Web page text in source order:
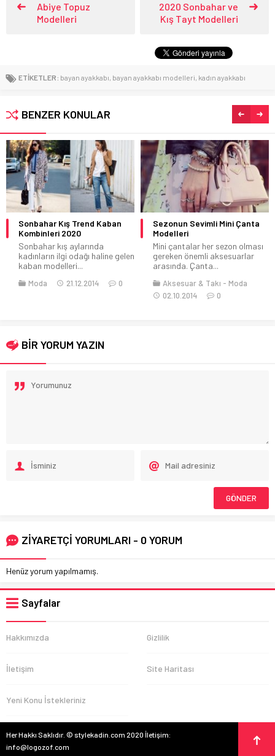
Abiye Topuz
Modelleri
2020 Sonbahar ve
Kış Tayt Modelleri
ETİKETLER: bayan ayakkabı, bayan ayakkabı modelleri, kadın ayakkabı
BENZER KONULAR
Sonbahar Kış Trend Kaban
Kombinleri 2020
Sonbahar kış aylarında
kadınların ilgi odağı haline gelen
kaban modelleri...
Moda 21.12.2014 0
Sezonun Sevimli Mini Çanta
Modelleri
Mini çantalar her sezon olması
gereken önemli aksesuarlar
arasında. Çanta...
Aksesuar & Takı
Moda
02.10.2014
0
BİR YORUM YAZIN
ZİYARETÇİ YORUMLARI - 0 YORUM
Henüz yorum yapılmamış.
Sayfalar
Hakkımızda Gizlilik
İletişim Site Haritası
Yeni Konu İstekleriniz
Her Hakkı Saklıdır. © stylekadin.com 2020 İletişim:
info@logozof.com